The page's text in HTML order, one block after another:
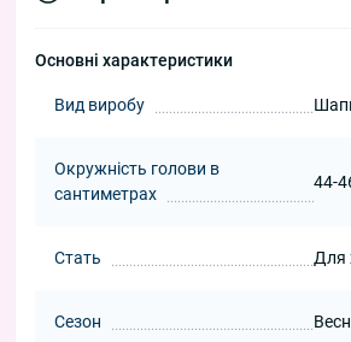
Основні характеристики
Вид виробу
Окружність голови в
сантиметрах
44-
Стать Для
Сезон